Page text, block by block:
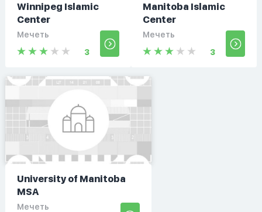
Winnipeg Islamic
Center
Мечеть
3
Manitoba Islamic
Center
Мечеть
3
University of Manitoba
MSA
Мечеть